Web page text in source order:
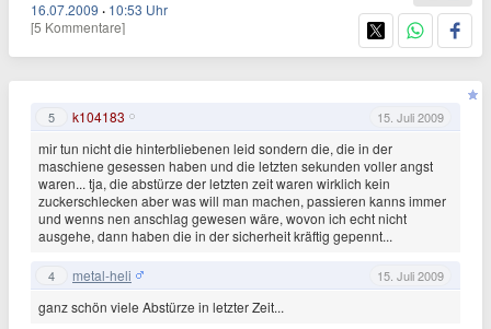
16.07.2009 · 10:53 Uhr
[5 Kommentare]
5 k104183 15. Juli 2009
mir tun nicht die hinterbliebenen leid sondern die, die in der
maschiene gesessen haben und die letzten sekunden voller angst
waren... tja, die abstürze der letzten zeit waren wirklich kein
zuckerschlecken aber was will man machen, passieren kanns immer
und wenns nen anschlag gewesen wäre, wovon ich echt nicht
ausgehe, dann haben die in der sicherheit kräftig gepennt...
4 metal-heli 15. Juli 2009
ganz schön viele Abstürze in letzter Zeit...